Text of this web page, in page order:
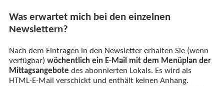
Was erwartet mich bei den einzelnen
Newslettern?
Nach dem Eintragen in den Newsletter erhalten Sie (wenn
verfügbar) wöchentlich ein E-Mail mit dem Menüplan der
Mittagsangebote des abonnierten Lokals. Es wird als
HTML-E-Mail verschickt und enthält keinen Anhang.